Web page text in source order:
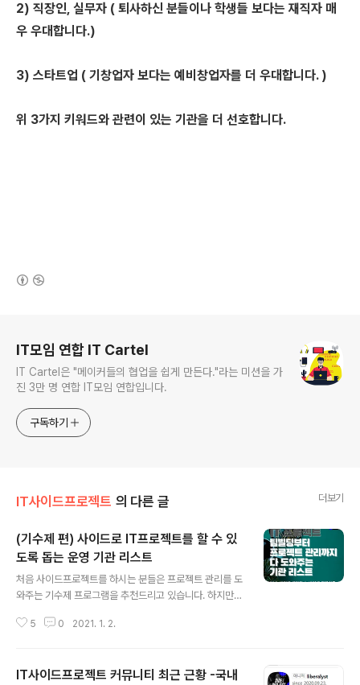
2) 직장인, 실무자 ( 퇴사하신 분들이나 학생들 보다는 재직자 매
우 우대합니다.)
3) 스타트업 ( 기창업자 보다는 예비창업자를 더 우대합니다. )
위 3가지 키워드와 관련이 있는 기관을 더 선호합니다.
IT모임 연합 IT Cartel
IT Cartel은 "메이커들의 협업을 쉽게 만든다."라는 미션을 가
진 3만 명 연합 IT모임 연합입니다.
구독하기
IT사이드프로젝트 의 다른 글 더보기
(기수제 편) 사이드로 IT프로젝트를 할 수 있
도록 돕는 운영 기관 리스트
처음 사이드프로젝트를 하시는 분들은 프로젝트 관리를 도
와주는 기수제 프로그램을 추천드리고 있습니다. 하지만
니여도 괜찮을 것 같습니다. 사이드프로젝트, 스타트업을
3. 펀디(네이버 카페) 4. 사이드프로젝트 동기부여(T스토
5 0 2021. 1. 2.
IT사이드프로젝트 커뮤니티 최근 근황 -국내